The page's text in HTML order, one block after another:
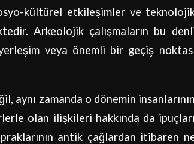
kültürel etkileşimler ve
Arkeolojik çalışmaların bu
veya önemli bir geçiş
aynı zamanda o dönemin insanlarının
olan ilişkileri hakkında da ipuçları
antik çağlardan itibaren